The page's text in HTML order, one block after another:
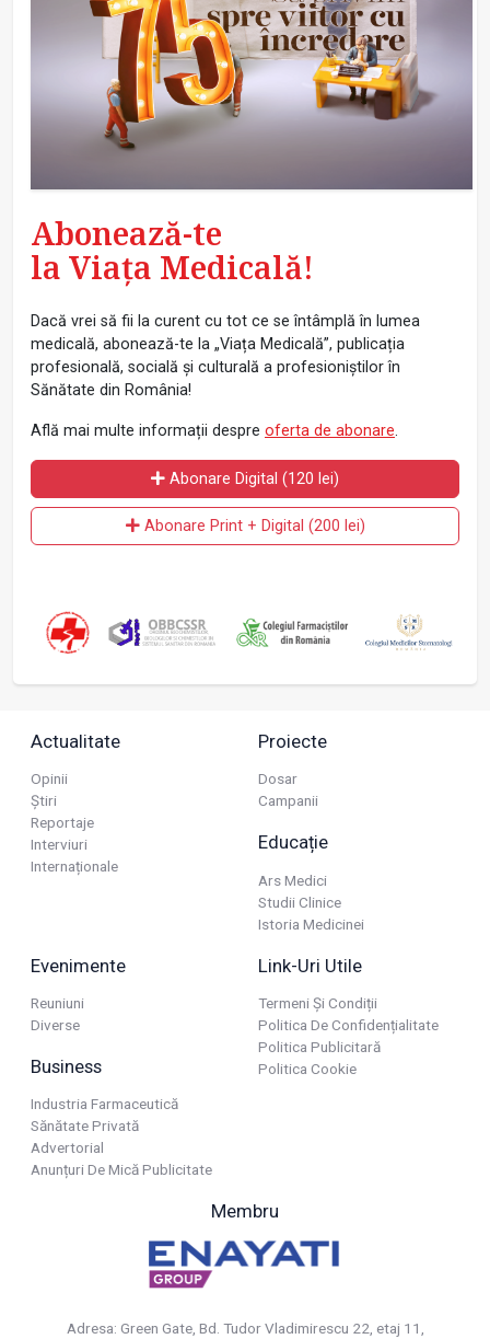
Abonează-te
la Viața Medicală!
Dacă vrei să fii la curent cu tot ce se întâmplă în lumea
medicală, abonează-te la „Viața Medicală”, publicația
profesională, socială și culturală a profesioniștilor în
Sănătate din România!
Află mai multe informații despre oferta de abonare.
Abonare Digital (120 lei)
Abonare Print + Digital (200 lei)
Actualitate
Opinii
Știri
Reportaje
Interviuri
Internaționale
Proiecte
Dosar
Campanii
Educație
Ars Medici
Studii Clinice
Istoria Medicinei
Evenimente
Reuniuni
Diverse
Business
Industria Farmaceutică
Sănătate Privată
Advertorial
Anunțuri De Mică Publicitate
Link-Uri Utile
Termeni Și Condiții
Politica De Confidențialitate
Politica Publicitară
Politica Cookie
Membru
Adresa: Green Gate, Bd. Tudor Vladimirescu 22, etaj 11,